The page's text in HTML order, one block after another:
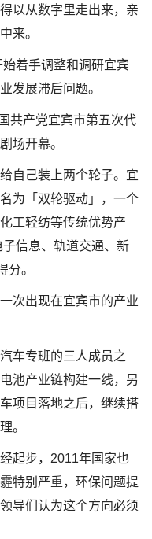
以从数字里走出来，亲
来。
着手调整和调研宜宾
发展滞后问题。
共产党宜宾市第五次代
场开幕。
自己装上两个轮子。宜
为「双轮驱动」，一个
工轻纺等传统优势产
信息、轨道交通、新
分。
次出现在宜宾市的产业
车专班的三人成员之
池产业链构建一线，另
项目落地之后，继续搭
。
起步，2011年国家也
特别严重，环保问题提
导们认为这个方向必须